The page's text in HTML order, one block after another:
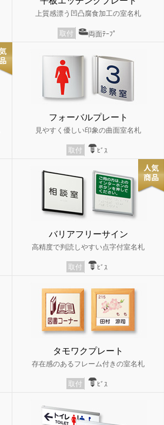
上質感漂う凹凸腐食加工の室名札
取付 両面ﾃｰﾌﾟ
フォーバルプレート
見やすく優しい印象の曲面室名札
取付 ﾋﾞｽ
バリアフリーサイン
高精度で判読しやすい点字付室名札
取付 ﾋﾞｽ
タモワクプレート
存在感のあるフレーム付きの室名札
取付 ﾋﾞｽ